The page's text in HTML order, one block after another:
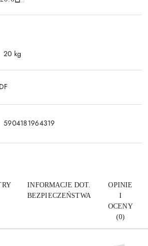
20 kg
5904181964319
INFORMACJE DOT.
BEZPIECZEŃSTWA
OPINIE
I
OCENY
(0)